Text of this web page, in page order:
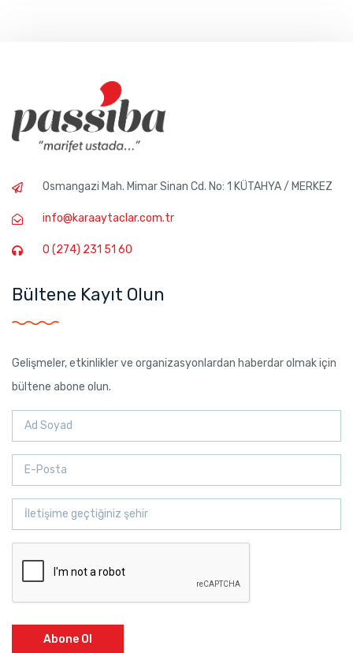
Osmangazi Mah. Mimar Sinan Cd. No: 1 KÜTAHYA / MERKEZ
info@karaaytaclar.com.tr
0 (274) 231 51 60
Bültene Kayıt Olun
Gelişmeler, etkinlikler ve organizasyonlardan haberdar olmak için
bültene abone olun.
Abone Ol